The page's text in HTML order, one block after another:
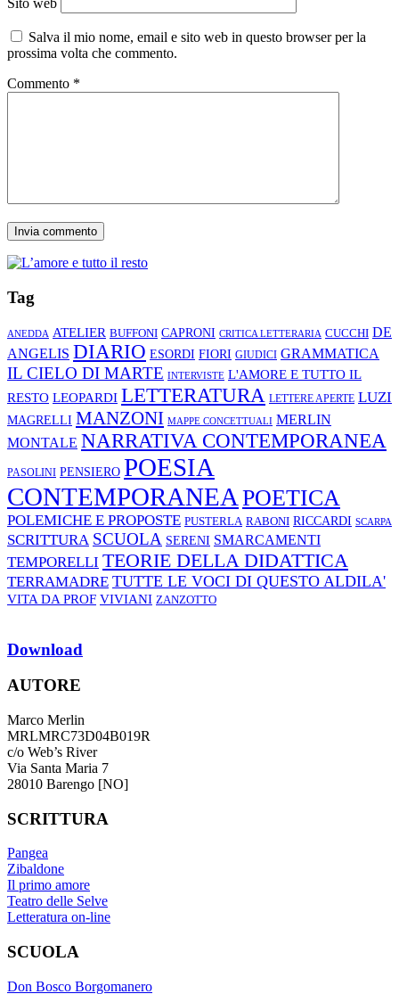
Sito web
Salva il mio nome, email e sito web in questo browser per la
prossima volta che commento.
Commento *
Tag
ANEDDA ATELIER BUFFONI CAPRONI CRITICA LETTERARIA CUCCHI DE
ANGELIS DIARIO ESORDI FIORI GIUDICI GRAMMATICA
IL CIELO DI MARTE INTERVISTE L'AMORE E TUTTO IL
RESTO LEOPARDI LETTERATURA LETTERE APERTE LUZI
MAGRELLI MANZONI MAPPE CONCETTUALI MERLIN
MONTALE NARRATIVA CONTEMPORANEA
PASOLINI PENSIERO POESIA
CONTEMPORANEA POETICA
POLEMICHE E PROPOSTE PUSTERLA RABONI RICCARDI SCARPA
SCRITTURA SCUOLA SERENI SMARCAMENTI
TEMPORELLI TEORIE DELLA DIDATTICA
TERRAMADRE TUTTE LE VOCI DI QUESTO ALDILA'
VITA DA PROF VIVIANI ZANZOTTO
Download
AUTORE
Marco Merlin
MRLMRC73D04B019R
c/o Web’s River
Via Santa Maria 7
28010 Barengo [NO]
SCRITTURA
Pangea
Zibaldone
Il primo amore
Teatro delle Selve
Letteratura on-line
SCUOLA
Don Bosco Borgomanero